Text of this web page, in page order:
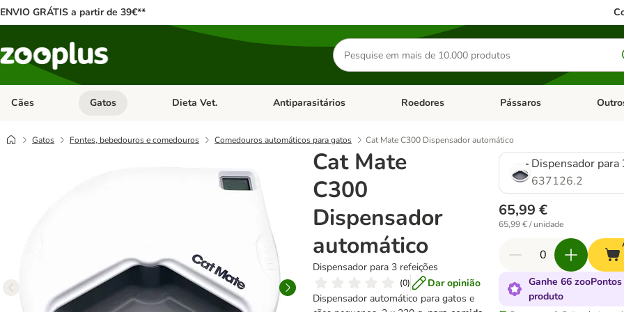
ENVIO GRÁTIS a partir de 39€**
Pesquisar
produtos
Cães Abrir menu de categoria: Cães
Gatos Abrir menu de categoria: Gatos
Dieta Vet. Abrir menu de categoria: Dieta Vet.
Antiparasitários Abrir menu de categoria: Antiparasitários
Roedores Abrir menu de categoria:
Pássaros Abrir
Gatos Fontes, bebedouros e comedouros Comedouros automáticos para gatos Cat Mate C300 Dispensador automático
Cat Mate
C300
Dispensador
automático
Dispensador para 3 refeições
(0)
Dar opinião
Dispensador automático para gatos e
Dispensador para
637126.2
65,99 €
65,99 € / unidade
Ganhe 66
produto